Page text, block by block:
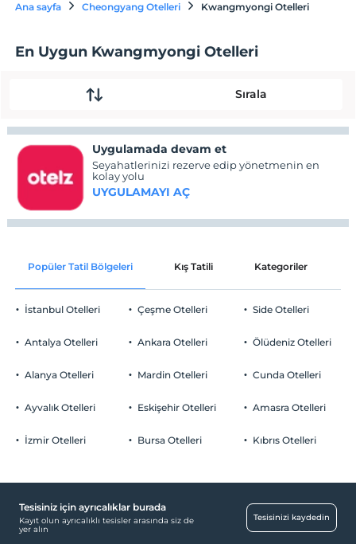
Ana sayfa Cheongyang Otelleri Kwangmyongi Otelleri
En Uygun Kwangmyongi Otelleri
Sırala
Uygulamada devam et
Seyahatlerinizi rezerve edip yönetmenin en
kolay yolu
UYGULAMAYI AÇ
Popüler Tatil Bölgeleri Kış Tatili Kategoriler
İstanbul Otelleri
Antalya Otelleri
Alanya Otelleri
Ayvalık Otelleri
İzmir Otelleri
Çeşme Otelleri
Ankara Otelleri
Mardin Otelleri
Eskişehir Otelleri
Bursa Otelleri
Side Otelleri
Ölüdeniz Otelleri
Cunda Otelleri
Amasra Otelleri
Kıbrıs Otelleri
Tesisiniz için ayrıcalıklar burada
Kayıt olun ayrıcalıklı tesisler arasında siz de
yer alın
Tesisinizi kaydedin